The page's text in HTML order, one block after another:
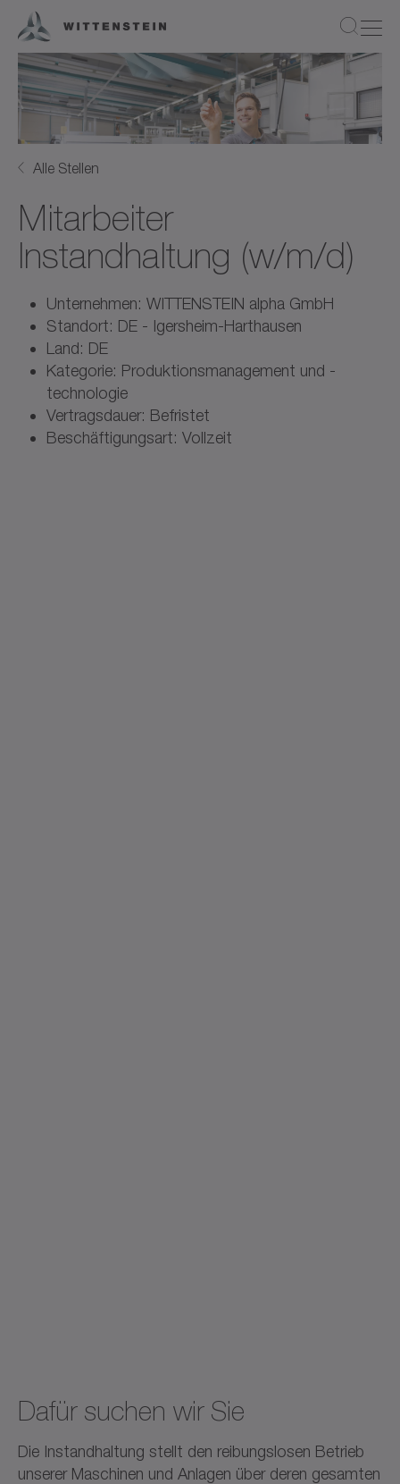
Alle Stellen
Mitarbeiter
Instandhaltung (w/m/d)
Unternehmen: WITTENSTEIN alpha GmbH
Standort: DE - Igersheim-Harthausen
Land: DE
Kategorie: Produktionsmanagement und -
technologie
Vertragsdauer: Befristet
Beschäftigungsart: Vollzeit
Dafür suchen wir Sie
Die Instandhaltung stellt den reibungslosen Betrieb
unserer Maschinen und Anlagen über deren gesamten